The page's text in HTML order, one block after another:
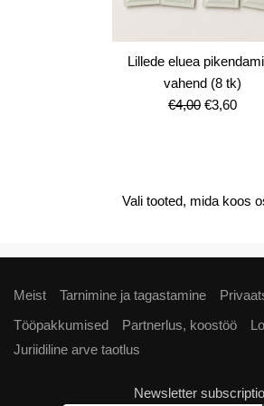
Lillede eluea
vahend (8 tk)
€4,00 Algne
€3,60
Vali tooted, mida koos
Meist Tarnimine ja tagastamine
Tööpakkumised
Partnerlus, koostöö
Juriidiline arve taotlus
Newsletter